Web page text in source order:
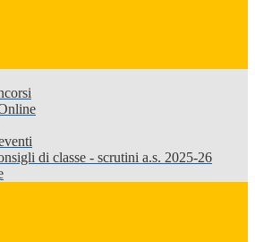
di classe - scrutini a.s. 2025-26